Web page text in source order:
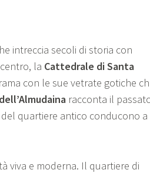
intreccia secoli di storia con
la Cattedrale di Santa
con le sue vetrate gotiche
racconta il
quartiere antico conducono a
viva e moderna. Il quartiere di